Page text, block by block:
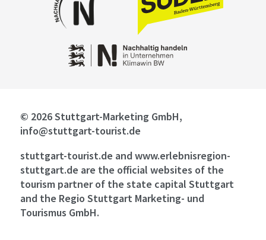
© 2026 Stuttgart-Marketing GmbH,
info@stuttgart-tourist.de
stuttgart-tourist.de and www.erlebnisregion-
stuttgart.de are the official websites of the
tourism partner of the state capital Stuttgart
and the Regio Stuttgart Marketing- und
Tourismus GmbH.